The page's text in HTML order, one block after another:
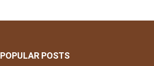
POPULAR POSTS